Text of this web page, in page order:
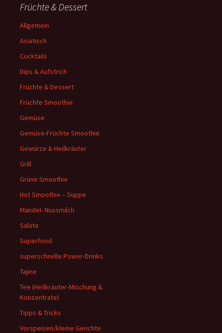
Früchte & Dessert
Allgemein
Asiatisch
Cocktails
Dips & Aufstrich
Früchte & Dessert
Früchte Smoothie
Gemüse
Gemüse-Früchte Smoothie
Gewürze & Heilkräuter
Grill
Grüne Smoothie
Hot Smoothie – Suppe
Mandel- Nussmilch
Salate
Superfood
superschnelle Power-Drinks
Tajine
Tee (Heilkräuter-Mischung &
Konzentrate)
Tipps & Tricks
Vorspeisen/kleine Gerichte